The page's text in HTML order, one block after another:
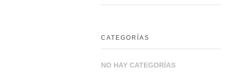
CATEGORÍAS
NO HAY CATEGORÍAS